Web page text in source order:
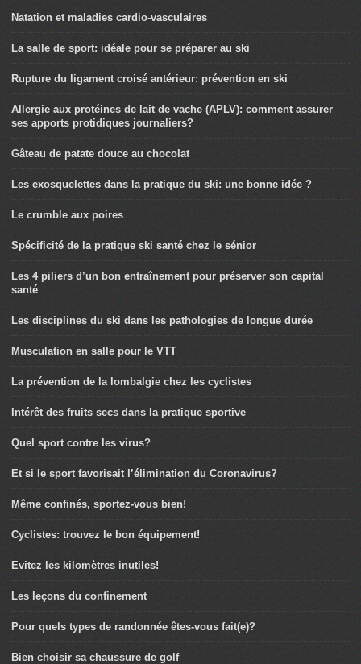
Natation et maladies cardio-vasculaires
La salle de sport: idéale pour se préparer au ski
Rupture du ligament croisé antérieur: prévention en ski
Allergie aux protéines de lait de vache (APLV): comment assurer
ses apports protidiques journaliers?
Gâteau de patate douce au chocolat
Les exosquelettes dans la pratique du ski: une bonne idée ?
Le crumble aux poires
Spécificité de la pratique ski santé chez le sénior
Les 4 piliers d’un bon entraînement pour préserver son capital
santé
Les disciplines du ski dans les pathologies de longue durée
Musculation en salle pour le VTT
La prévention de la lombalgie chez les cyclistes
Intérêt des fruits secs dans la pratique sportive
Quel sport contre les virus?
Et si le sport favorisait l’élimination du Coronavirus?
Même confinés, sportez-vous bien!
Cyclistes: trouvez le bon équipement!
Evitez les kilomètres inutiles!
Les leçons du confinement
Pour quels types de randonnée êtes-vous fait(e)?
Bien choisir sa chaussure de golf